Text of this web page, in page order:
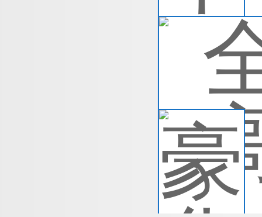
全
*
查
豪
控
闸
查